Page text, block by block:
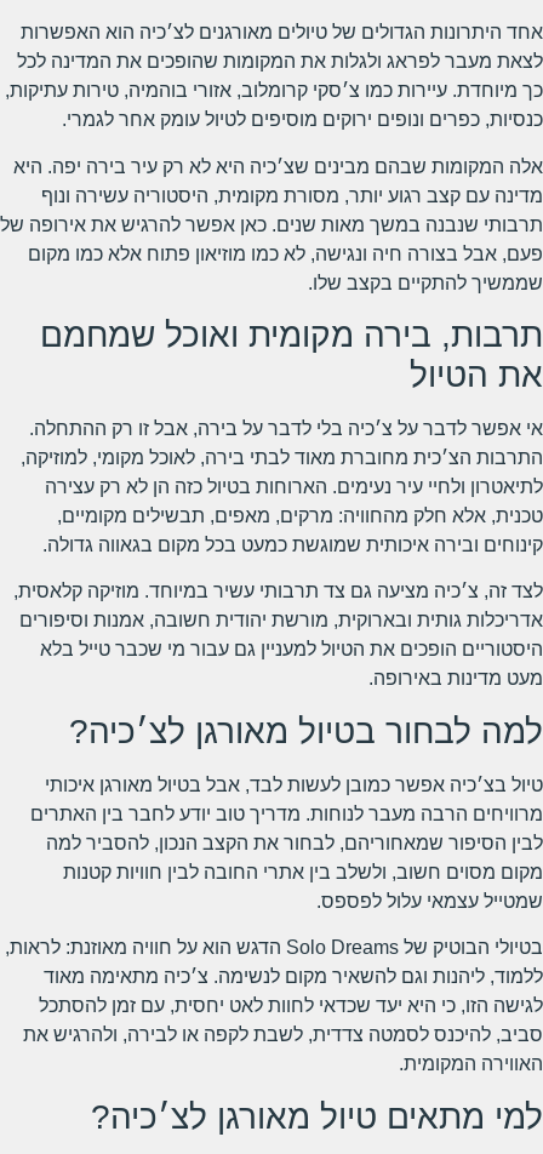
אחד היתרונות הגדולים של טיולים מאורגנים לצ׳כיה הוא האפשרות
לצאת מעבר לפראג ולגלות את המקומות שהופכים את המדינה לכל
כך מיוחדת. עיירות כמו צ׳סקי קרומלוב, אזורי בוהמיה, טירות עתיקות,
כנסיות, כפרים ונופים ירוקים מוסיפים לטיול עומק אחר לגמרי.
אלה המקומות שבהם מבינים שצ׳כיה היא לא רק עיר בירה יפה. היא
מדינה עם קצב רגוע יותר, מסורת מקומית, היסטוריה עשירה ונוף
תרבותי שנבנה במשך מאות שנים. כאן אפשר להרגיש את אירופה של
פעם, אבל בצורה חיה ונגישה, לא כמו מוזיאון פתוח אלא כמו מקום
שממשיך להתקיים בקצב שלו.
תרבות, בירה מקומית ואוכל שמחמם
את הטיול
אי אפשר לדבר על צ׳כיה בלי לדבר על בירה, אבל זו רק ההתחלה.
התרבות הצ׳כית מחוברת מאוד לבתי בירה, לאוכל מקומי, למוזיקה,
לתיאטרון ולחיי עיר נעימים. הארוחות בטיול כזה הן לא רק עצירה
טכנית, אלא חלק מהחוויה: מרקים, מאפים, תבשילים מקומיים,
קינוחים ובירה איכותית שמוגשת כמעט בכל מקום בגאווה גדולה.
לצד זה, צ׳כיה מציעה גם צד תרבותי עשיר במיוחד. מוזיקה קלאסית,
אדריכלות גותית ובארוקית, מורשת יהודית חשובה, אמנות וסיפורים
היסטוריים הופכים את הטיול למעניין גם עבור מי שכבר טייל בלא
מעט מדינות באירופה.
למה לבחור בטיול מאורגן לצ׳כיה?
טיול בצ׳כיה אפשר כמובן לעשות לבד, אבל בטיול מאורגן איכותי
מרוויחים הרבה מעבר לנוחות. מדריך טוב יודע לחבר בין האתרים
לבין הסיפור שמאחוריהם, לבחור את הקצב הנכון, להסביר למה
מקום מסוים חשוב, ולשלב בין אתרי החובה לבין חוויות קטנות
שמטייל עצמאי עלול לפספס.
בטיולי הבוטיק של Solo Dreams הדגש הוא על חוויה מאוזנת: לראות,
ללמוד, ליהנות וגם להשאיר מקום לנשימה. צ׳כיה מתאימה מאוד
לגישה הזו, כי היא יעד שכדאי לחוות לאט יחסית, עם זמן להסתכל
סביב, להיכנס לסמטה צדדית, לשבת לקפה או לבירה, ולהרגיש את
האווירה המקומית.
למי מתאים טיול מאורגן לצ׳כיה?